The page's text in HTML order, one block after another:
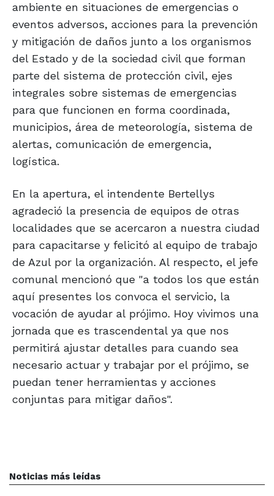
ambiente en situaciones de emergencias o
eventos adversos, acciones para la prevención
y mitigación de daños junto a los organismos
del Estado y de la sociedad civil que forman
parte del sistema de protección civil, ejes
integrales sobre sistemas de emergencias
para que funcionen en forma coordinada,
municipios, área de meteorología, sistema de
alertas, comunicación de emergencia,
logística.
En la apertura, el intendente Bertellys
agradeció la presencia de equipos de otras
localidades que se acercaron a nuestra ciudad
para capacitarse y felicitó al equipo de trabajo
de Azul por la organización. Al respecto, el jefe
comunal mencionó que "a todos los que están
aquí presentes los convoca el servicio, la
vocación de ayudar al prójimo. Hoy vivimos una
jornada que es trascendental ya que nos
permitirá ajustar detalles para cuando sea
necesario actuar y trabajar por el prójimo, se
puedan tener herramientas y acciones
conjuntas para mitigar daños".
Noticias más leídas